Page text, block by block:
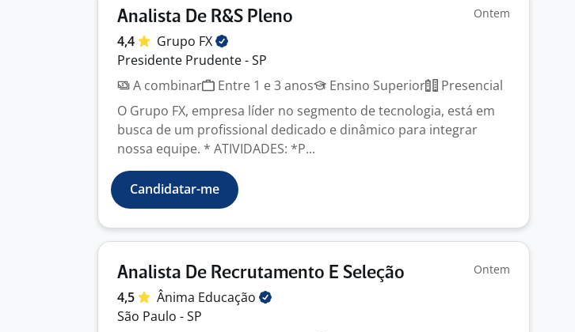
Analista De R&S Pleno Ontem
4,4 Grupo FX
Presidente Prudente - SP
A combinar
Entre 1 e 3 anos Ensino Superior
Presencial
O Grupo FX, empresa líder no segmento de tecnologia, está em
busca de um profissional dedicado e dinâmico para integrar
nossa equipe. * ATIVIDADES: *P...
Candidatar-me
Analista De Recrutamento E Seleção Ontem
4,5 Ânima Educação
São Paulo - SP